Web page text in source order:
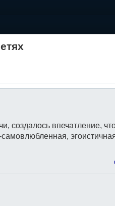
создалось впечатление,